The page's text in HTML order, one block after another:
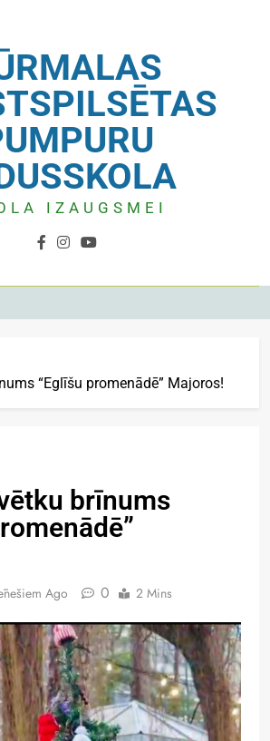
IZAUGSMEI
“Eglīšu promenādē” Majoros!
brīnums
Ago 0 2 Mins